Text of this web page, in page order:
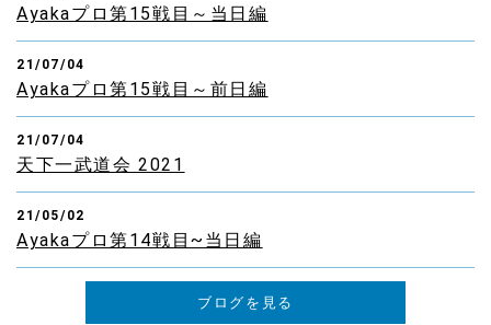
トレーニングやバランストレーニングが中心となります。
※完全自費メニューになります 初回 2000円 二回目以
降 1500円 まずはお問合せください！
2020.03.16
新型コロナウイルスが猛威を振るっております。当院で
は、万全の消毒、清掃のうえ換気を十分に行いながら診療
さい。
11/3 中日新聞に院長の特集記事が掲載されました。これか
らも、自分の経験を生かし地域の患者様、スポーツ選手の
Ayakaプロ第15戦目～当日編
21/07/04
Ayakaプロ第15戦目～前日編
21/07/04
天下一武道会 2021
21/05/02
Ayakaプロ第14戦目~当日編
ブログを見る